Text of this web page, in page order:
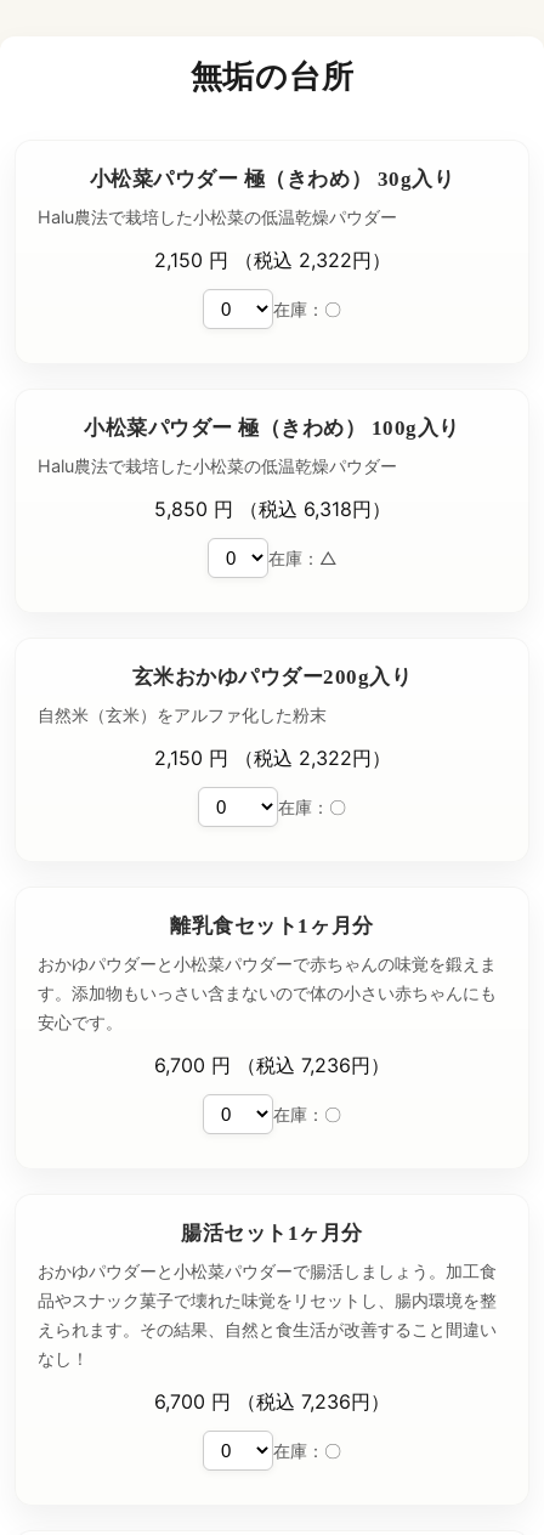
無垢の台所
小松菜パウダー 極（きわめ） 30g入り
Halu農法で栽培した小松菜の低温乾燥パウダー
2,150 円 （税込 2,322円）
在庫：〇
小松菜パウダー 極（きわめ） 100g入り
Halu農法で栽培した小松菜の低温乾燥パウダー
5,850 円 （税込 6,318円）
在庫：△
玄米おかゆパウダー200g入り
自然米（玄米）をアルファ化した粉末
2,150 円 （税込 2,322円）
在庫：〇
離乳食セット1ヶ月分
おかゆパウダーと小松菜パウダーで赤ちゃんの味覚を鍛えま
す。添加物もいっさい含まないので体の小さい赤ちゃんにも
安心です。
6,700 円 （税込 7,236円）
在庫：〇
腸活セット1ヶ月分
おかゆパウダーと小松菜パウダーで腸活しましょう。加工食
品やスナック菓子で壊れた味覚をリセットし、腸内環境を整
えられます。その結果、自然と食生活が改善すること間違い
なし！
6,700 円 （税込 7,236円）
在庫：〇